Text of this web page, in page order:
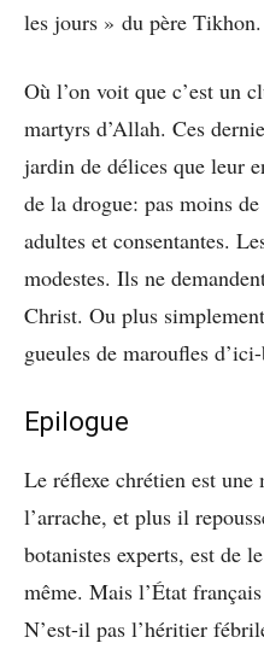
les jours » du père Tikhon.
Où l’on voit que c’est un
martyrs d’Allah. Ces
jardin de délices que leur
de la drogue: pas moins
adultes et consentantes.
modestes. Ils ne
Christ. Ou plus
gueules de maroufles d’ici-
Epilogue
Le réflexe chrétien est une
l’arrache, et plus il
botanistes experts, est de
même. Mais l’État
N’est-il pas l’héritier